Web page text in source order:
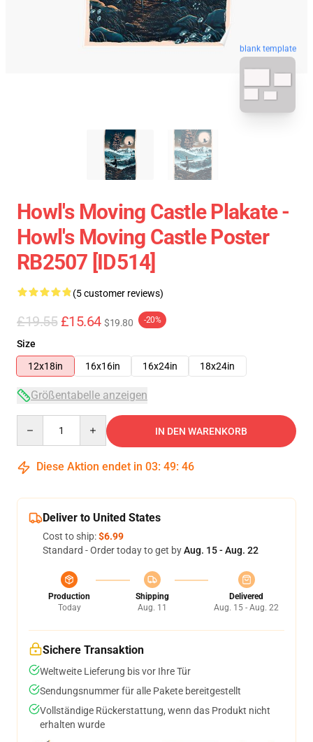
blank template
Howl's Moving Castle Plakate -
Howl's Moving Castle Poster
RB2507 [ID514]
(5 customer reviews)
£19.55 £15.64 $19.80 -20%
Size
12x18in
16x16in 16x24in 18x24in
Größentabelle anzeigen
IN DEN WARENKORB
Diese Aktion endet in 03: 49: 46
Deliver to United States
Cost to ship:$6.99
Standard - Order today to get byAug. 15 - Aug. 22
Production
Today
Shipping
Aug. 11
Delivered
Aug. 15 - Aug. 22
Sichere Transaktion
Weltweite Lieferung bis vor Ihre Tür
Sendungsnummer für alle Pakete bereitgestellt
Vollständige Rückerstattung, wenn das Produkt nicht
erhalten wurde